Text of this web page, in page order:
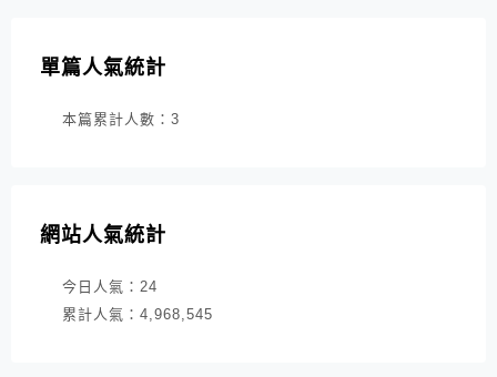
單篇人氣統計
本篇累計人數： 3
網站人氣統計
今日人氣： 24
累計人氣： 4,968,545